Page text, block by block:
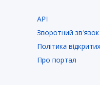
API
Зворотний зв'язок
Політика
Про портал